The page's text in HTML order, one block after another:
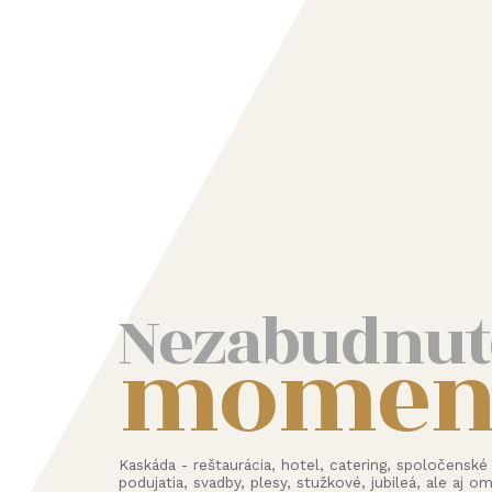
Kaskáda - reštaurácia, hotel, catering, spoločenské
podujatia, svadby, plesy, stužkové, jubileá, ale aj